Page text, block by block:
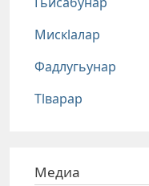
Мискlалар
Фадлугьунар
Тlварар
Медиа